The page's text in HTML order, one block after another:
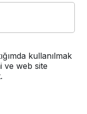
kullanılmak
ve web site